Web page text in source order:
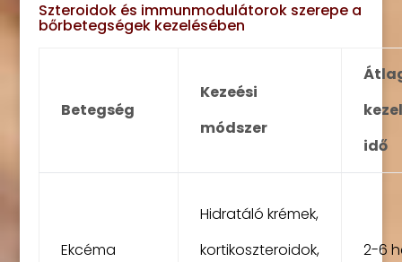
Szteroidok és immunmodulátorok szerepe a
bőrbetegségek kezelésében
Betegség
Kezeési
módszer
idő
Ekcéma
Hidratáló krémek,
kortikoszteroidok,
2-6